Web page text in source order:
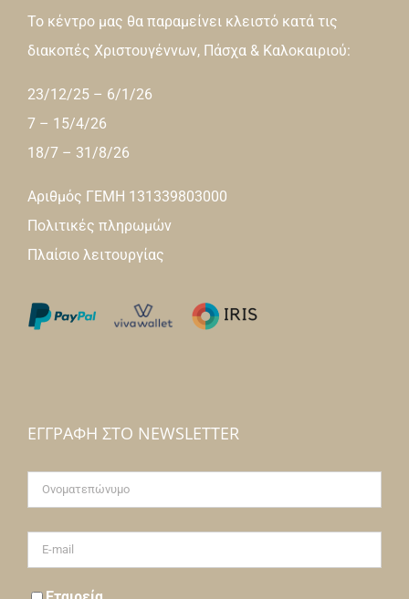
Το κέντρο μας θα παραμείνει κλειστό κατά τις
διακοπές Χριστουγέννων, Πάσχα & Καλοκαιριού:
23/12/25 – 6/1/26
7 – 15/4/26
18/7 – 31/8/26
Αριθμός ΓΕΜΗ 131339803000
Πολιτικές πληρωμών
Πλαίσιο λειτουργίας
ΕΓΓΡΑΦΉ ΣΤΟ NEWSLETTER